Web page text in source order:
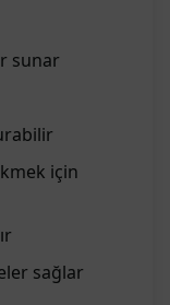
sunar
için
sağlar